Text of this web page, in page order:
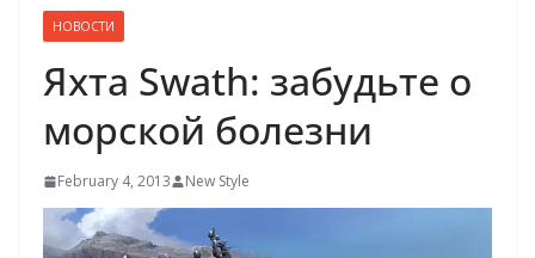
НОВОСТИ
Яхта Swath: забудьте о
морской болезни
February 4, 2013 New Style